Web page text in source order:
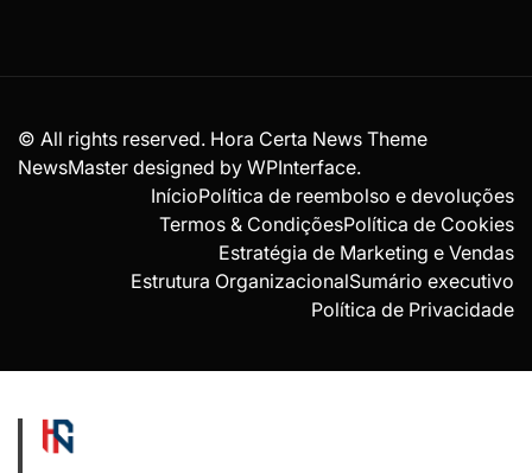
© All rights reserved. Hora Certa News Theme
NewsMaster designed by WPInterface.
InícioPolítica de reembolso e devoluções
Termos & CondiçõesPolítica de Cookies
Estratégia de Marketing e Vendas
Estrutura OrganizacionalSumário executivo
Política de Privacidade